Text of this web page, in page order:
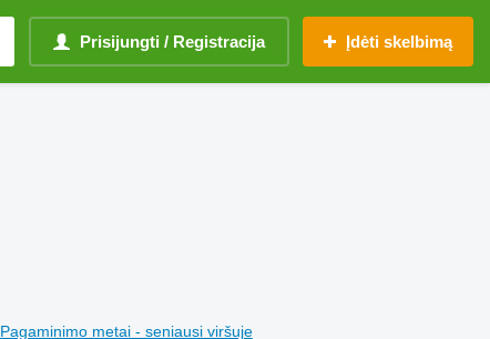
Prisijungti / Registracija Įdėti skelbimą
Pagaminimo metai - seniausi viršuje